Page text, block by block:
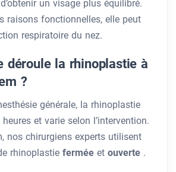
un visage plus équilibré.
raisons fonctionnelles, elle peut
respiratoire du nez.
déroule la rhinoplastie à
?
générale, la rhinoplastie
et varie selon l’intervention.
nos chirurgiens experts utilisent
rhinoplastie fermée et ouverte .